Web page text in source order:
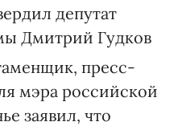
депутат
Дмитрий Гудков
пресс-
мэра российской
заявил, что